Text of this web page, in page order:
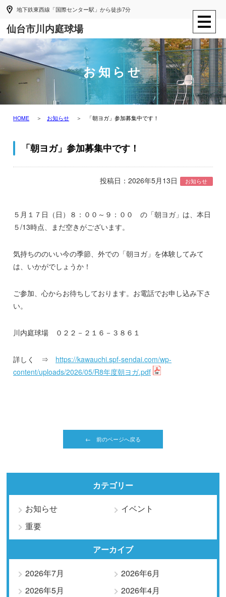
地下鉄東西線「国際センター駅」から徒歩7分
仙台市川内庭球場
お知らせ
HOME お知らせ 「朝ヨガ」参加募集中です！
「朝ヨガ」参加募集中です！
投稿日：2026年5月13日 お知らせ
５月１７日（日）８：００～９：００ の「朝ヨガ」は、本日
５/13時点、まだ空きがございます。
気持ちののいい今の季節、外での「朝ヨガ」を体験してみて
は、いかがでしょうか！
ご参加、心からお待ちしております。お電話でお申し込み下さ
い。
川内庭球場 ０２２－２１６－３８６１
詳しく ⇒ https://kawauchi.spf-sendai.com/wp-
content/uploads/2026/05/R8年度朝ヨガ.pdf
← 前のページへ戻る
カテゴリー
お知らせ
イベント
重要
アーカイブ
2026年7月
2026年6月
2026年5月
2026年4月